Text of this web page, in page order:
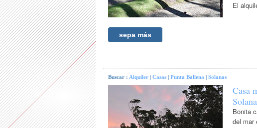
El
sepa más
Buscar : Alquiler Casas Punta Ballena Solanas
Casa
Bonita
del mar